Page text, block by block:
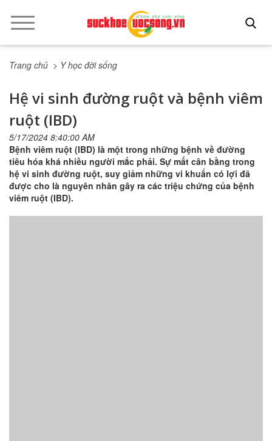
Trang chủ > Y học đời sống
Hệ vi sinh đường ruột và bệnh viêm
ruột (IBD)
5/17/2024 8:40:00 AM
Bệnh viêm ruột (IBD) là một trong những bệnh về đường
tiêu hóa khá nhiều người mắc phải. Sự mất cân bằng trong
hệ vi sinh đường ruột, suy giảm những vi khuẩn có lợi đã
được cho là nguyên nhân gây ra các triệu chứng của bệnh
viêm ruột (IBD).